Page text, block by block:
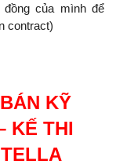
đồng của mình để
contract)
KỸ
KẾ THI